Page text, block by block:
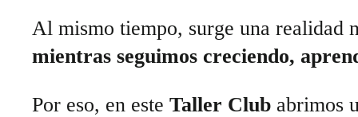
Al mismo tiempo, surge una realidad
mientras seguimos creciendo,
Por eso, en este Taller Club abrimos